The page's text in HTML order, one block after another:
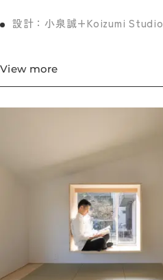
設計：小泉誠+Koizumi Studio
View more